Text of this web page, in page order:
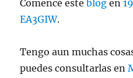
Comencé esteblog en
EA3GIW.
Tengo aun muchas
puedes consultarlas en